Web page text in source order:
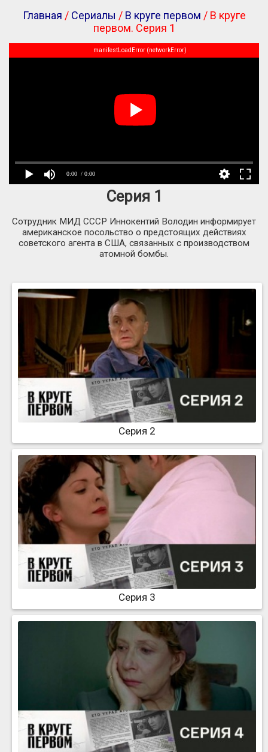
Главная / Сериалы / В круге первом / В круге
первом. Серия 1
0:00 / 0:00
manifestLoadError (networkError)
Серия 1
Сотрудник МИД СССР Иннокентий Володин информирует
американское посольство о предстоящих действиях
советского агента в США, связанных с производством
атомной бомбы.
Серия 2
Серия 3